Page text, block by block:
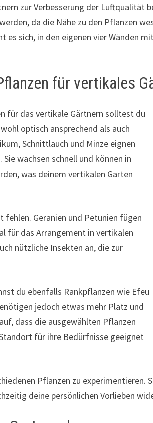
zur Verbesserung der Luftqualität
da die Nähe zu den Pflanzen
es sich, in den eigenen vier Wänden
für vertikales
für das vertikale Gärtnern solltest du
optisch ansprechend als auch
Schnittlauch und Minze eignen
wachsen schnell und können in
was deinem vertikalen Garten
fehlen. Geranien und Petunien fügen
für das Arrangement in vertikalen
nützliche Insekten an, die zur
du ebenfalls Rankpflanzen wie Efeu
jedoch etwas mehr Platz und
dass die ausgewählten Pflanzen
für ihre Bedürfnisse geeignet
Pflanzen zu
deine persönlichen Vorlieben